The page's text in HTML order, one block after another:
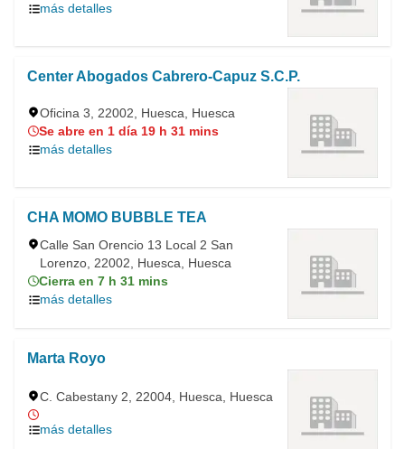
más detalles
Center Abogados Cabrero-Capuz S.C.P.
Oficina 3, 22002, Huesca, Huesca
Se abre en 1 día 19 h 31 mins
más detalles
CHA MOMO BUBBLE TEA
Calle San Orencio 13 Local 2 San
Lorenzo, 22002, Huesca, Huesca
Cierra en 7 h 31 mins
más detalles
Marta Royo
C. Cabestany 2, 22004, Huesca, Huesca
más detalles